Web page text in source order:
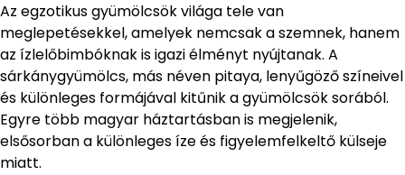
Az egzotikus gyümölcsök világa tele van
meglepetésekkel, amelyek nemcsak a szemnek, hanem
az ízlelőbimbóknak is igazi élményt nyújtanak. A
sárkánygyümölcs, más néven pitaya, lenyűgöző színeivel
és különleges formájával kitűnik a gyümölcsök sorából.
Egyre több magyar háztartásban is megjelenik,
elsősorban a különleges íze és figyelemfelkeltő külseje
miatt.